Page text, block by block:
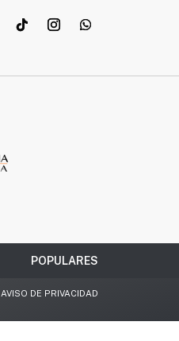
POPULARES
AVISO DE PRIVACIDAD